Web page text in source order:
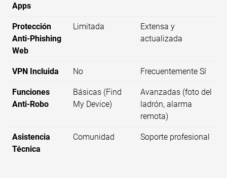
Apps
Protección
Anti-Phishing
Web
Limitada
Extensa y
actualizada
VPN Incluida No Frecuentemente Sí
Funciones
Anti-Robo
Básicas (Find
My Device)
Avanzadas (foto del
ladrón, alarma
remota)
Asistencia
Técnica
Comunidad Soporte profesional